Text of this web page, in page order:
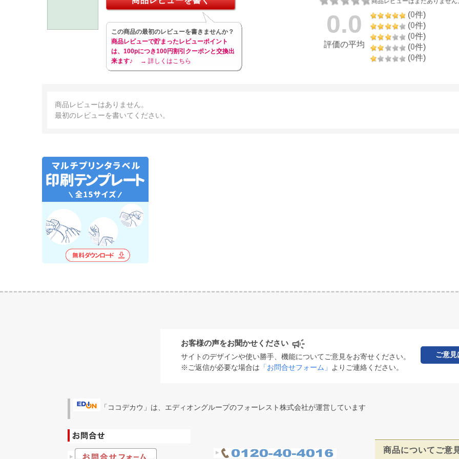
0.0
評価の平均
(0件)
(0件)
(0件)
(0件)
(0件)
この商品の最初のレビューを書きませんか？
商品レビューで貯まったレビューポイント
は、100pにつき100円割引クーポンと交換出
来ます♪
→ 詳しくはこちら
商品レビューはありません。
最初のレビューを書いてください。
お客様の声をお聞かせください
サイトのデザインや使い勝手、機能についてご意見をお寄せください。
※ご返信が必要な場合は 「お問合せフォーム」 よりご連絡ください。
ご意見
「ココデカウ」は、エディオングループのフォーレスト株式会社が運営しています
商品についてご意